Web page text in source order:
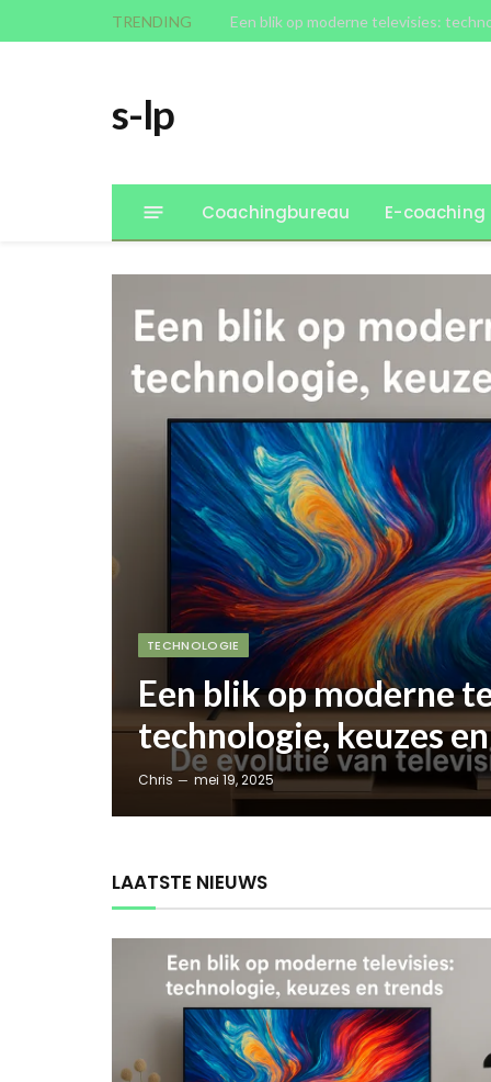
TRENDING Een blik op moderne televisies:
s-lp
Coachingbureau E-coaching
TECHNOLOGIE
Een blik op moderne
technologie, keuzes
Chris mei 19, 2025
LAATSTE NIEUWS